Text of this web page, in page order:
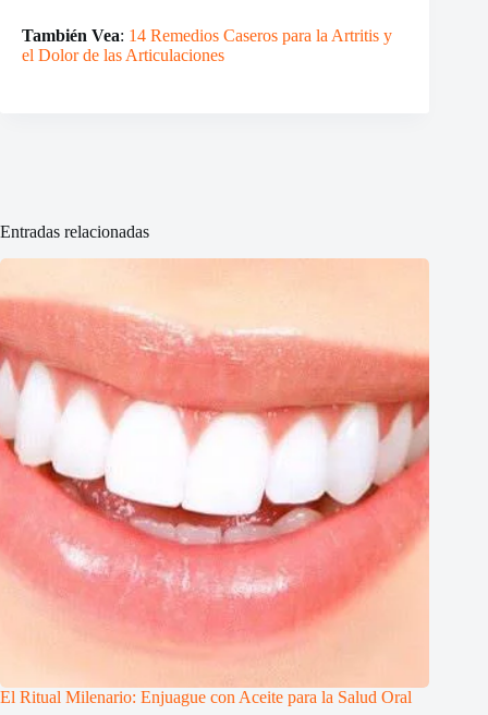
También Vea: 14 Remedios Caseros para la Artritis y
el Dolor de las Articulaciones
Entradas relacionadas
El Ritual Milenario: Enjuague con Aceite para la Salud Oral